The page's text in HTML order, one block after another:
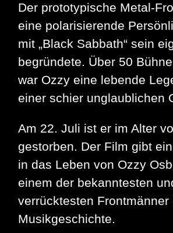
Der prototypische Metal-
eine polarisierende
mit „Black Sabbath“ sein
begründete. Über 50
war Ozzy eine lebende
einer schier unglaublichen
Am 22. Juli ist er im Alter
gestorben. Der Film gibt
in das Leben von Ozzy
einem der bekanntesten
verrücktesten Frontmänner
Musikgeschichte.